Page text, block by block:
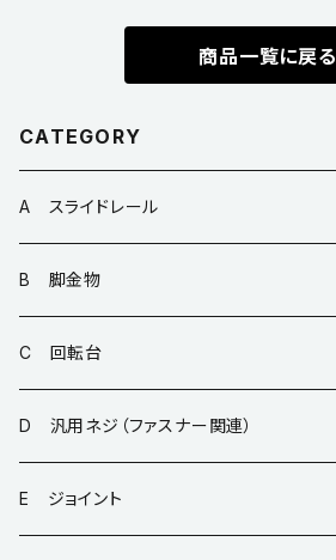
商品一覧に戻る
CATEGORY
A スライドレール
B 脚金物
C 回転台
D 汎用ネジ（ファスナー関連）
E ジョイント